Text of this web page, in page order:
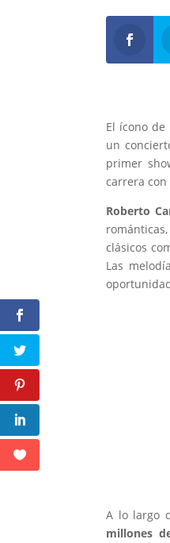
El ícono
un
primer
carrera
Roberto
clásicos
Las
A lo largo
millones